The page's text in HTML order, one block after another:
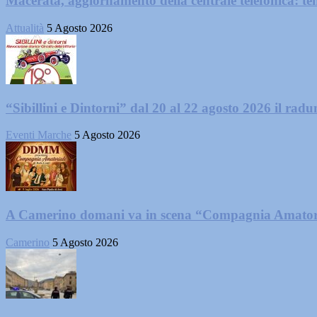
Attualità 5 Agosto 2026
“Sibillini e Dintorni” dal 20 al 22 agosto 2026 il
Eventi Marche 5 Agosto 2026
A Camerino domani va in scena “Compagnia
Camerino 5 Agosto 2026